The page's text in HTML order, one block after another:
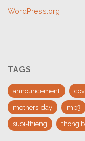
WordPress.org
TAGS
announcement
mothers-day mp3
suoi-thieng thông